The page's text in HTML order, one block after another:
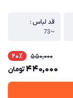
قد لباس :
~73
550,000 20٪
440,000تومان